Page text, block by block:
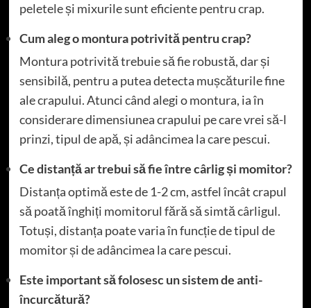
peletele și mixurile sunt eficiente pentru crap.
Cum aleg o montura potrivită pentru crap?
Montura potrivită trebuie să fie robustă, dar și
sensibilă, pentru a putea detecta mușcăturile fine
ale crapului. Atunci când alegi o montura, ia în
considerare dimensiunea crapului pe care vrei să-l
prinzi, tipul de apă, și adâncimea la care pescui.
Ce distanță ar trebui să fie între cârlig și momitor?
Distanța optimă este de 1-2 cm, astfel încât crapul
să poată înghiți momitorul fără să simtă cârligul.
Totuși, distanța poate varia în funcție de tipul de
momitor și de adâncimea la care pescui.
Este important să folosesc un sistem de anti-
încurcătură?